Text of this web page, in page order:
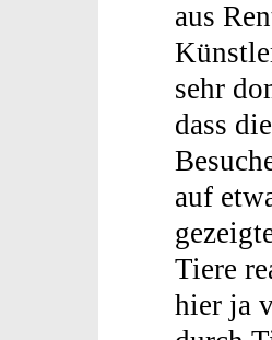
aus
sehr
dass
auf
Tiere
hier ja